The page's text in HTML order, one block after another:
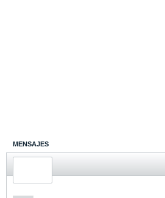
MENSAJES
ÚLTIMA ACTIVIDAD